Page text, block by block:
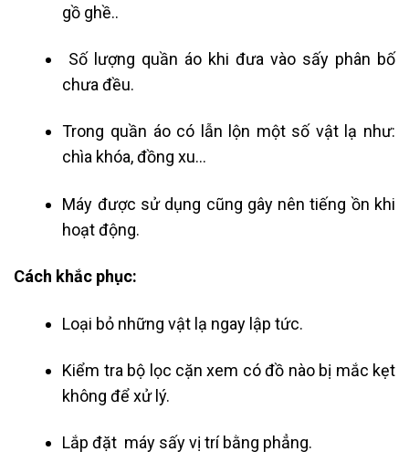
gồ ghề..
Số lượng quần áo khi đưa vào sấy phân bố
chưa đều.
Trong quần áo có lẫn lộn một số vật lạ như:
chìa khóa, đồng xu…
Máy được sử dụng cũng gây nên tiếng ồn khi
hoạt động.
Cách khắc phục:
Loại bỏ những vật lạ ngay lập tức.
Kiểm tra bộ lọc cặn xem có đồ nào bị mắc kẹt
không để xử lý.
Lắp đặt máy sấy vị trí bằng phẳng.